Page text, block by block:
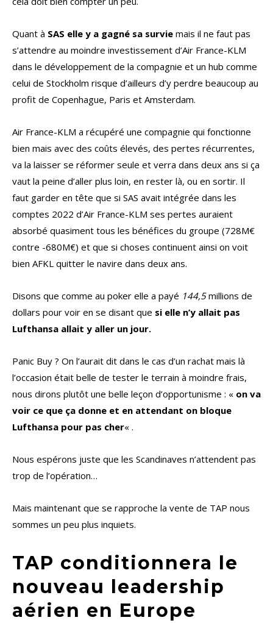
Quant à SAS elle y a gagné sa survie mais il ne faut pas
s’attendre au moindre investissement d’Air France-KLM
dans le développement de la compagnie et un hub comme
celui de Stockholm risque d’ailleurs d’y perdre beaucoup au
profit de Copenhague, Paris et Amsterdam.
Air France-KLM a récupéré une compagnie qui fonctionne
bien mais avec des coûts élevés, des pertes récurrentes,
va la laisser se réformer seule et verra dans deux ans si ça
vaut la peine d’aller plus loin, en rester là, ou en sortir. Il
faut garder en tête que si SAS avait intégrée dans les
comptes 2022 d’Air France-KLM ses pertes auraient
absorbé quasiment tous les bénéfices du groupe (728M€
contre -680M€) et que si choses continuent ainsi on voit
bien AFKL quitter le navire dans deux ans.
Disons que comme au poker elle a payé 144,5millions de
dollars pour voir en se disant que si elle n’y allait pas
Lufthansa allait y aller un jour.
Panic Buy ? On l’aurait dit dans le cas d’un rachat mais là
l’occasion était belle de tester le terrain à moindre frais,
nous dirons plutôt une belle leçon d’opportunisme : « on va
voir ce que ça donne et en attendant on bloque
Lufthansa pour pas cher« .
Nous espérons juste que les Scandinaves n’attendent pas
trop de l’opération…
Mais maintenant que se rapproche la vente de TAP nous
sommes un peu plus inquiets.
TAP conditionnera le
nouveau leadership
aérien en Europe